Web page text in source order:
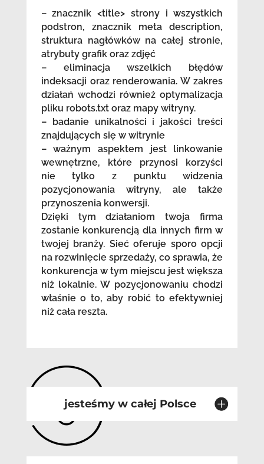
– znacznik <title> strony i wszystkich
podstron, znacznik meta description,
struktura nagłówków na całej stronie,
atrybuty grafik oraz zdjęć
– eliminacja wszelkich błędów
indeksacji oraz renderowania. W zakres
działań wchodzi również optymalizacja
pliku robots.txt oraz mapy witryny.
– badanie unikalności i jakości treści
znajdujących się w witrynie
– ważnym aspektem jest linkowanie
wewnętrzne, które przynosi korzyści
nie tylko z punktu widzenia
pozycjonowania witryny, ale także
przynoszenia konwersji.
Dzięki tym działaniom twoja firma
zostanie konkurencją dla innych firm w
twojej branży. Sieć oferuje sporo opcji
na rozwinięcie sprzedaży, co sprawia, że
konkurencja w tym miejscu jest większa
niż lokalnie. W pozycjonowaniu chodzi
właśnie o to, aby robić to efektywniej
niż cała reszta.
jesteśmy w całej Polsce